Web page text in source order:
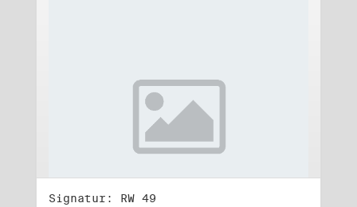
Signatur: RW 49